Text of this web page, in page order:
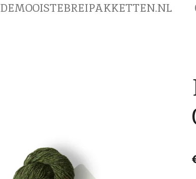
DEMOOISTEBREIPAKKETTEN.NL